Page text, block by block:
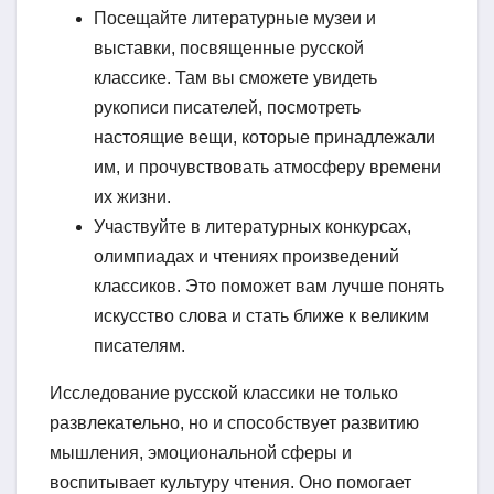
Посещайте литературные музеи и
выставки, посвященные русской
классике. Там вы сможете увидеть
рукописи писателей, посмотреть
настоящие вещи, которые принадлежали
им, и прочувствовать атмосферу времени
их жизни.
Участвуйте в литературных конкурсах,
олимпиадах и чтениях произведений
классиков. Это поможет вам лучше понять
искусство слова и стать ближе к великим
писателям.
Исследование русской классики не только
развлекательно, но и способствует развитию
мышления, эмоциональной сферы и
воспитывает культуру чтения. Оно помогает